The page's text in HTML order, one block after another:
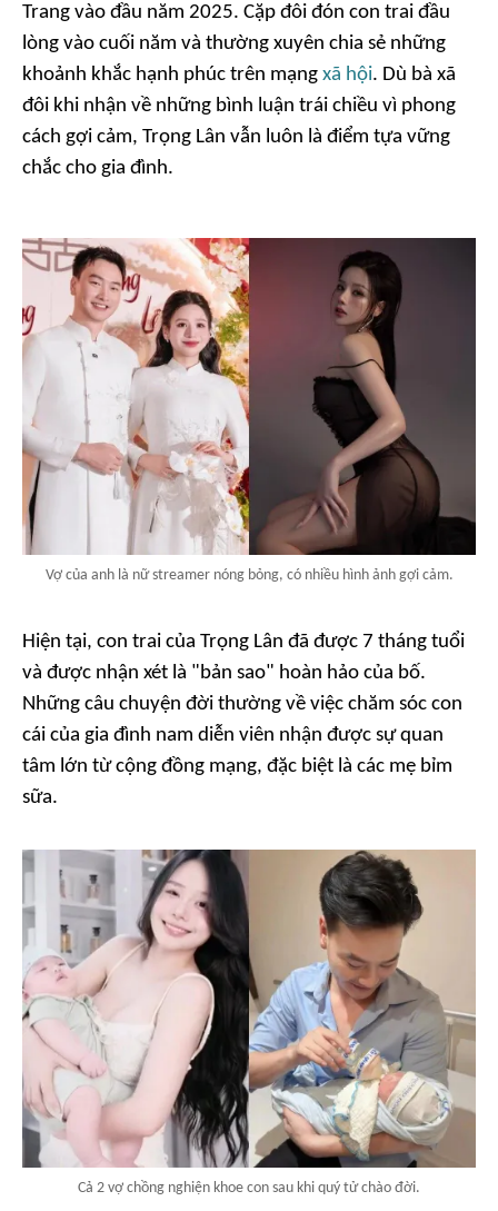
Trang vào đầu năm 2025. Cặp đôi đón con trai đầu
lòng vào cuối năm và thường xuyên chia sẻ những
khoảnh khắc hạnh phúc trên mạng xã hội. Dù bà xã
đôi khi nhận về những bình luận trái chiều vì phong
cách gợi cảm, Trọng Lân vẫn luôn là điểm tựa vững
chắc cho gia đình.
Vợ của anh là nữ streamer nóng bỏng, có nhiều hình ảnh gợi cảm.
Hiện tại, con trai của Trọng Lân đã được 7 tháng tuổi
và được nhận xét là "bản sao" hoàn hảo của bố.
Những câu chuyện đời thường về việc chăm sóc con
cái của gia đình nam diễn viên nhận được sự quan
tâm lớn từ cộng đồng mạng, đặc biệt là các mẹ bỉm
sữa.
Cả 2 vợ chồng nghiện khoe con sau khi quý tử chào đời.